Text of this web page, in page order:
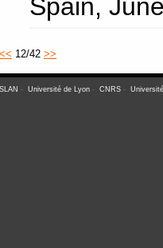
Spain,
<< 12/42 >>
- Université de Lyon - CNRS -